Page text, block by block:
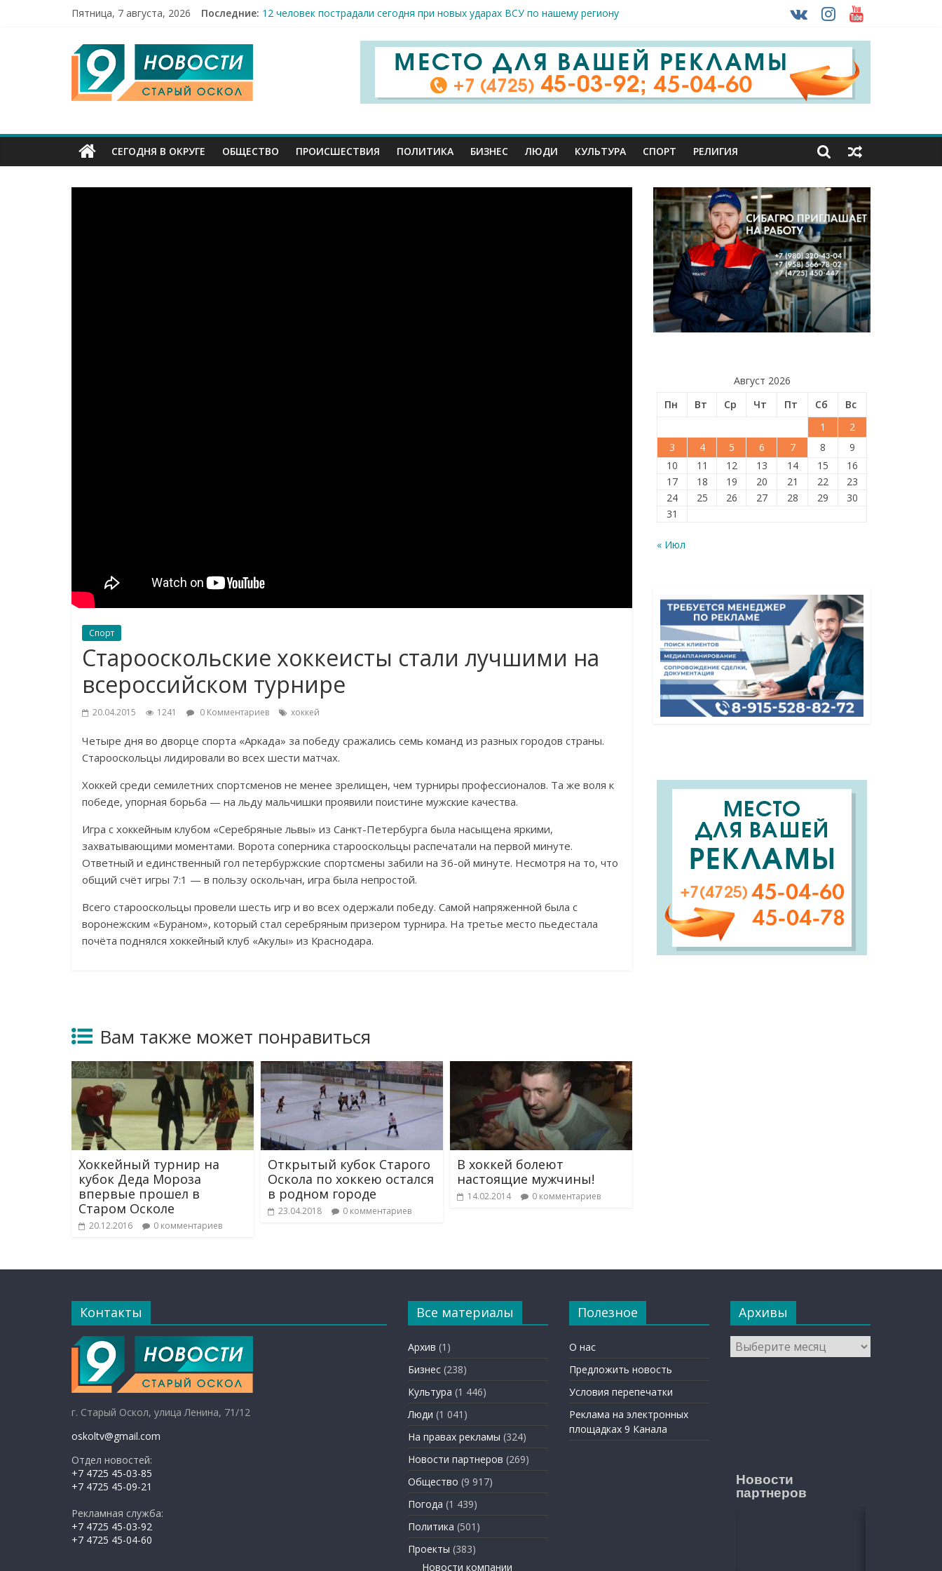
Пятница, 7 августа, 2026 Последние: 12 человек пострадали сегодня при новых ударах ВСУ по нашему региону
Строители принимают поздравления с профессиональным праздником
Праздник спорта и достижений: в Старом Осколе отметили День физкультурника
Бесплатная арт-мастерская открылась в Старом Осколе
9
Канал
Старый
Оскол
СЕГОДНЯ В ОКРУГЕ ОБЩЕСТВО ПРОИСШЕСТВИЯ ПОЛИТИКА БИЗНЕС ЛЮДИ КУЛЬТУРА СПОРТ РЕЛИГИЯ
Спорт
Старооскольские хоккеисты стали лучшими на
всероссийском турнире
20.04.2015 1241 0 Комментариев хоккей
Четыре дня во дворце спорта «Аркада» за победу сражались семь команд из разных городов страны.
Старооскольцы лидировали во всех шести матчах.
Хоккей среди семилетних спортсменов не менее зрелищен, чем турниры профессионалов. Та же воля к
победе, упорная борьба — на льду мальчишки проявили поистине мужские качества.
Игра с хоккейным клубом «Серебряные львы» из Санкт-Петербурга была насыщена яркими,
захватывающими моментами. Ворота соперника старооскольцы распечатали на первой минуте.
Ответный и единственный гол петербуржские спортсмены забили на 36-ой минуте. Несмотря на то, что
общий счёт игры 7:1 — в пользу оскольчан, игра была непростой.
Всего старооскольцы провели шесть игр и во всех одержали победу. Самой напряженной была с
воронежским «Бураном», который стал серебряным призером турнира. На третье место пьедестала
почёта поднялся хоккейный клуб «Акулы» из Краснодара.
Вам также может понравиться
Хоккейный турнир на
кубок Деда Мороза
впервые прошел в
Старом Осколе
20.12.2016 0 комментариев
Открытый кубок Старого
Оскола по хоккею остался
в родном городе
23.04.2018 0 комментариев
В хоккей болеют
настоящие мужчины!
14.02.2014 0 комментариев
Август 2026
Пн
Вт Ср Чт Пт Сб
Вс
1
2
3
4 5 6 7 8
9
10
11 12 13 14 15
16
17
18 19 20 21 22
23
24
25 26 27 28 29
30
31
« Июл
Контакты
г. Старый Оскол, улица Ленина, 71/12
oskoltv@gmail.com
Отдел новостей:
+7 4725 45-03-85
+7 4725 45-09-21
Рекламная служба:
+7 4725 45-03-92
+7 4725 45-04-60
Все материалы
Архив (1)
Бизнес (238)
Культура (1 446)
Люди (1 041)
На правах рекламы (324)
Новости партнеров (269)
Общество (9 917)
Погода (1 439)
Политика (501)
Проекты (383)
Новости компании
Полезное
О нас
Предложить новость
Условия перепечатки
Реклама на электронных
площадках 9 Канала
Архивы
Архивы
Новости
партнеров